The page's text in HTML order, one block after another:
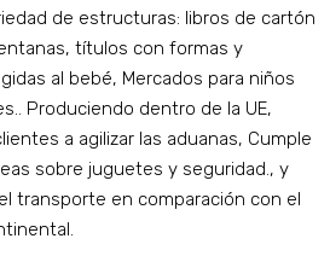
de estructuras: libros de cartón
títulos con formas y
al bebé, Mercados para niños
Produciendo dentro de la UE,
a agilizar las aduanas, Cumple
sobre juguetes y seguridad., y
transporte en comparación con el